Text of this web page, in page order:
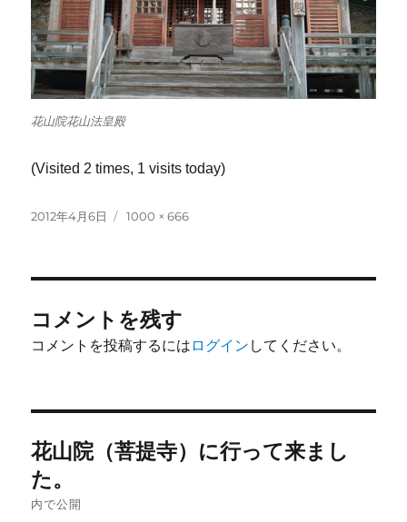
花山院花山法皇殿
(Visited 2 times, 1 visits today)
投
2012年4月6日
フ
1000 × 666
コメントを残す
コメントを投稿するには ログイン してください。
稿
ナ
花山院（菩提寺）に行って来まし
た。
内で公開